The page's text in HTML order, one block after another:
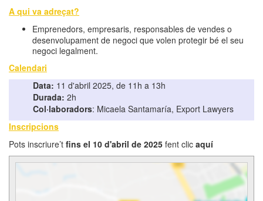
A qui va adreçat?
Emprenedors, empresaris, responsables de vendes o
desenvolupament de negoci que volen protegir bé el seu
negoci legalment.
Calendari
Data: 11 d'abril 2025, de 11h a 13h
Durada: 2h
Col·laboradors: Micaela Santamaría, Export Lawyers
Inscripcions
Pots inscriure’t fins el 10 d'abril de 2025 fent clic aquí